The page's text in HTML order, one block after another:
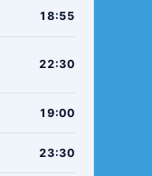
18:55
22:30
19:00
23:30